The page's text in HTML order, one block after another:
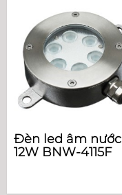
Đèn led âm nước
12W BNW-4115F